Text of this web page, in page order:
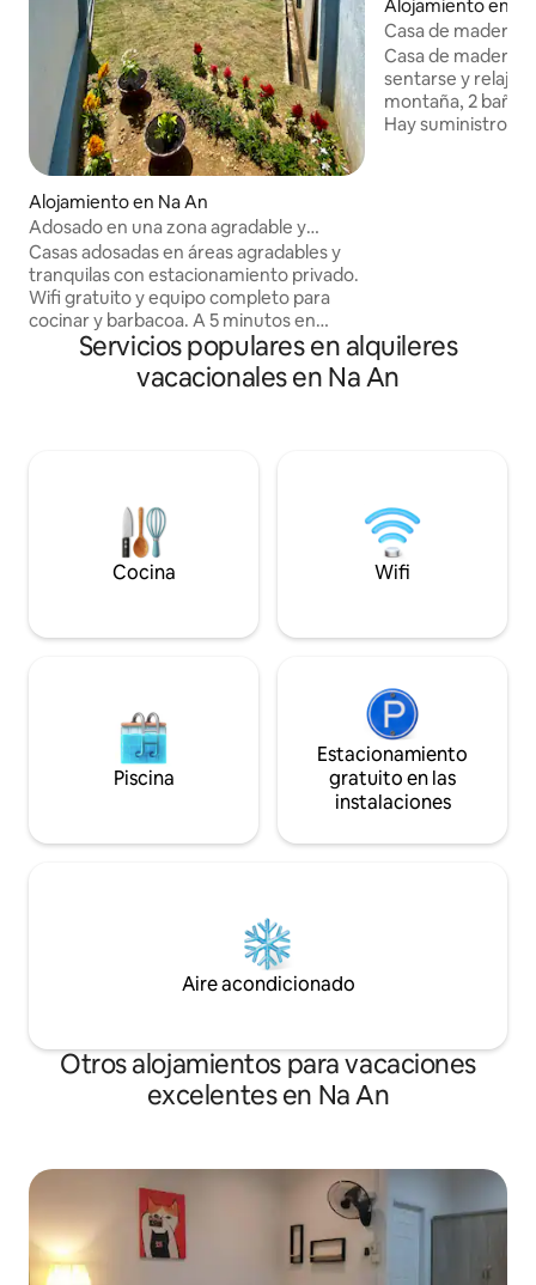
Alojamiento en Na An
Adosado en una zona agradable y
tranquila
Casas adosadas en áreas agradables y
tranquilas con estacionamiento privado.
Wifi gratuito y equipo completo para
cocinar y barbacoa. A 5 minutos en
coche del aeropuerto, pero no
ruidosamente porque tienen solo 2
vuelos durante el día. A 10 minutos en
2 aire acondicionado y 8 ventiladores. Se
pueden alojar de 1 a 8 huéspedes. Las
habitaciones pueden alojar a toda la
familia de 8 personas. Se puede
Alojamiento en
Casa de madera
baños, 1
Casa de madera
sentarse y
montaña, 2 baños, 1 dormitorio 1 cocina
Hay suministro
bomberos, etc.แ
Servicios populares en alquileres
vacacionales en Na An
Cocina Wifi
Piscina
Estacionamiento
gratuito en las
instalaciones
Aire acondicionado
Otros alojamientos para vacaciones
excelentes en Na An